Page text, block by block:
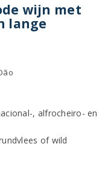
wijn met
lange
, alfrocheiro- en
of wild